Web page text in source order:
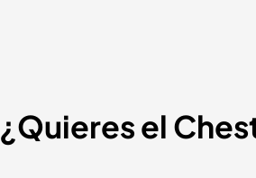
¿Quieres el